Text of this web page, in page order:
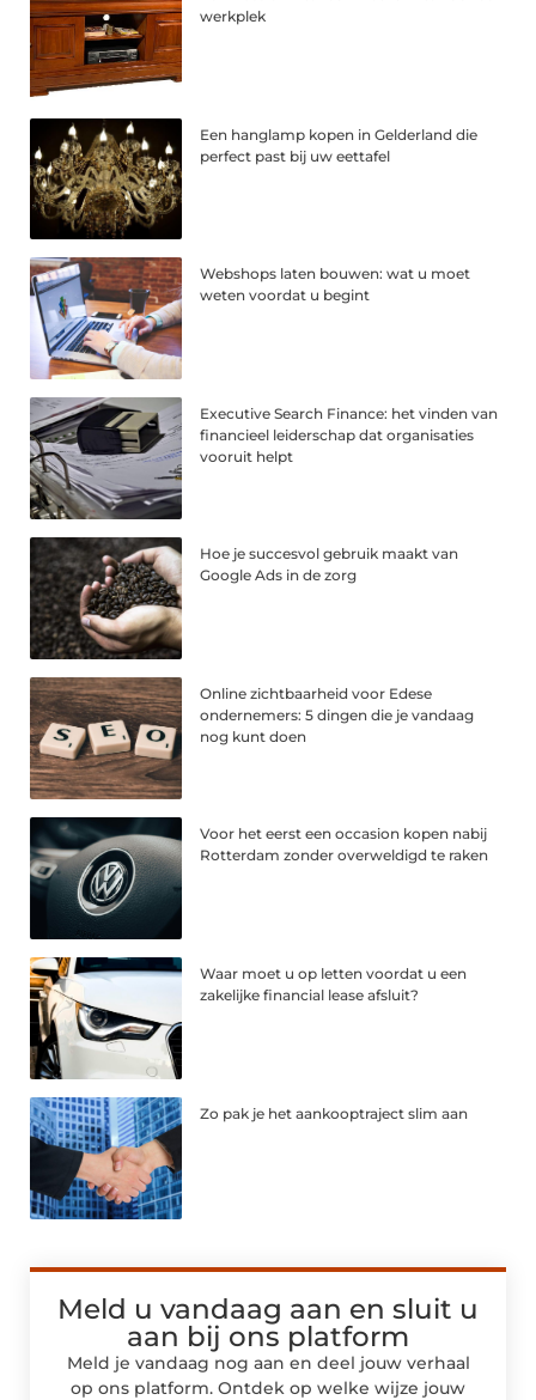
werkplek
Een hanglamp kopen in Gelderland die
perfect past bij uw eettafel
Webshops laten bouwen: wat u moet
weten voordat u begint
Executive Search Finance: het vinden van
financieel leiderschap dat organisaties
vooruit helpt
Hoe je succesvol gebruik maakt van
Google Ads in de zorg
Online zichtbaarheid voor Edese
ondernemers: 5 dingen die je vandaag
nog kunt doen
Voor het eerst een occasion kopen nabij
Rotterdam zonder overweldigd te raken
Waar moet u op letten voordat u een
zakelijke financial lease afsluit?
Zo pak je het aankooptraject slim aan
Meld u vandaag aan en sluit u
aan bij ons platform
Meld je vandaag nog aan en deel jouw verhaal
op ons platform. Ontdek op welke wijze jouw